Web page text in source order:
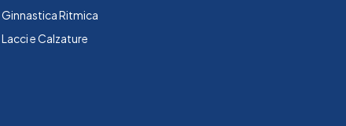
Ginnastica Ritmica
Lacci e Calzature